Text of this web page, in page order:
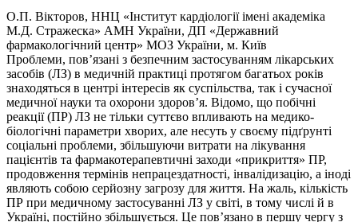
О.П. Вікторов, ННЦ «Інститут кардіології імені академіка
М.Д. Стражеска» АМН України, ДП «Державний
фармакологічний центр» МОЗ України, м. Київ
Проблеми, пов’язані з безпечним застосуванням лікарських
засобів (ЛЗ) в медичній практиці протягом багатьох років
знаходяться в центрі інтересів як суспільства, так і сучасної
медичної науки та охорони здоров’я. Відомо, що побічні
реакції (ПР) ЛЗ не тільки суттєво впливають на медико-
біологічні параметри хворих, але несуть у своєму підґрунті
соціальні проблеми, збільшуючи витрати на лікування
пацієнтів та фармакотерапевтичні заходи «прикриття» ПР,
продовження термінів непрацездатності, інвалідизацію, а іноді
являють собою серйозну загрозу для життя. На жаль, кількість
ПР при медичному застосуванні ЛЗ у світі, в тому числі й в
Україні, постійно збільшується. Це пов’язано в першу чергу з